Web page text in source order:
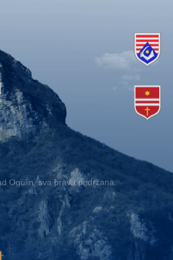
Ogulin, sva prava pridržana.